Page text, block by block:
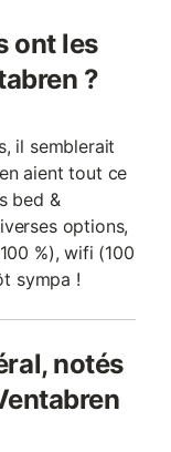
ont les
?
il semblerait
aient tout ce
bed &
options,
%), wifi (100
sympa !
notés